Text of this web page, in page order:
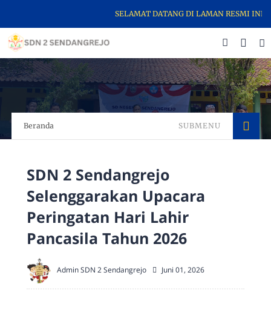
SELAMAT DATANG DI LAMAN RESMI
Beranda SUBMENU
SDN 2 Sendangrejo
Selenggarakan Upacara
Peringatan Hari Lahir
Pancasila Tahun 2026
Admin SDN 2 Sendangrejo Juni 01, 2026